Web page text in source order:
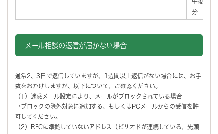
午後2時
分
メール相談の返信が届かない場合
通常2、3日で返信していますが、1週間以上返信がない場合には、お手
数をおかけしますが、以下について、ご確認ください。
（1）迷惑メール設定により、メールがブロックされている場合
→ブロックの除外対象に追加する、もしくはPCメールからの受信を許
可してください。
（2）RFCに準拠していないアドレス（ピリオドが連続している、先頭